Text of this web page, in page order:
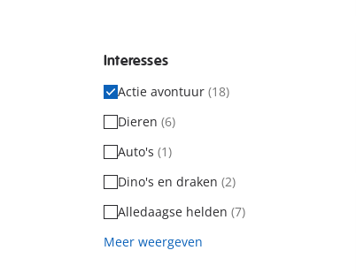
Interesses
Actie avontuur (18)
Dieren (6)
Auto's (1)
Dino's en draken (2)
Alledaagse helden (7)
Meer weergeven